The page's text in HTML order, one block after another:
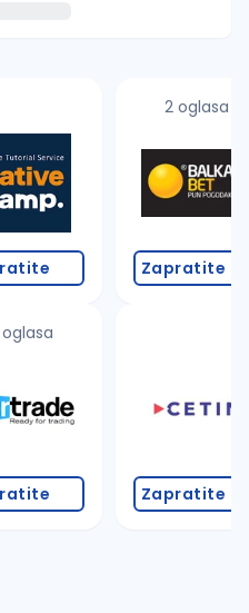
(koristite č, ć, š, đ,
grad
filtere pretrage
2 oglasa
Zapratite
Zapratite